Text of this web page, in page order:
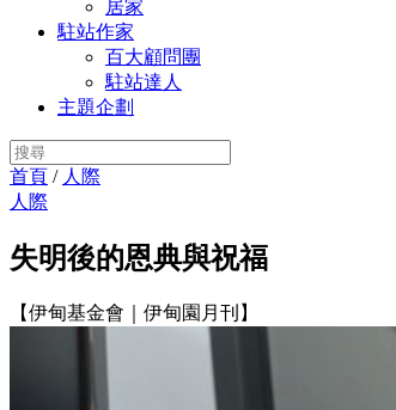
居家
駐站作家
百大顧問團
駐站達人
主題企劃
首頁 / 人際
人際
失明後的恩典與祝福
【伊甸基金會｜伊甸園月刊】